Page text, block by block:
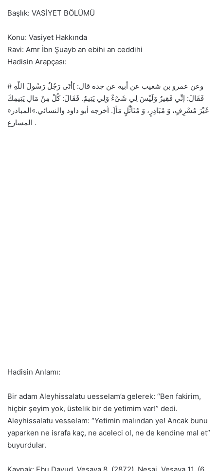
Başlık: VASİYET BÖLÜMÜ
Konu: Vasiyet Hakkında
Ravi: Amr İbn Şuayb an ebihi an ceddihi
Hadisin Arapçası:
وعن عمرو بن شعيب عن أبيه عن جده قال: ]أتَى رَجُلٌ رَسُولَ اللّهِ #
فَقَالَ: إنِّي فَقِيرٌ وَلَيْسَ لِي شَىْءٌ وَلِي يَتِيمٌ. فَقَالَ: كُلْ مِنْ مَالِ يَتِيمِكَ
غَيْرَ مُسْرِفٍ، وََ مُبَادِرٍ، وََ مُتَأثِّلٍ مَاً[. أخرجه أبو داود والنسائي.»المبادر«
المسارع .
Hadisin Anlamı:
Bir adam Aleyhissalatu uesselam’a gelerek: “Ben fakirim,
hiçbir şeyim yok, üstelik bir de yetimim var!” dedi.
Aleyhissalatu vesselam: “Yetimin malından ye! Ancak bunu
yaparken ne israfa kaç, ne aceleci ol, ne de kendine mal et”
buyurdular.